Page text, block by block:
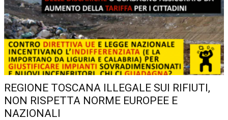
REGIONE TOSCANA ILLEGALE SUI RIFIUTI,
NON RISPETTA NORME EUROPEE E
NAZIONALI